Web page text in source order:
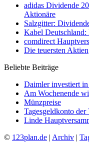
adidas Dividende
Aktionäre
Salzgitter:
Kabel
comdirect
Die teuersten Aktien
Beliebte Beiträge
Daimler investiert
Am Wochenende
Münzpreise
Tagesgeldkonto
Linde
© 123plan.de | Archiv |